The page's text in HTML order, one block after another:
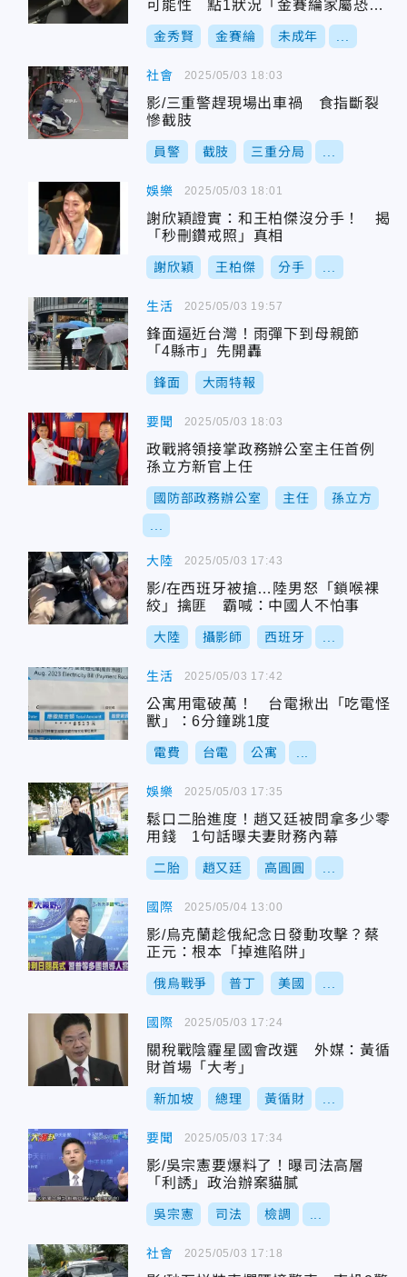
可能性 點1狀況「金賽綸家屬恐要
賠」
金秀賢 金賽綸 未成年
社會
影/三重警趕現場出車禍 食指斷裂
慘截肢
員警 截肢 三重分局
2025/05/03 18:03
娛樂
謝欣穎證實：和王柏傑沒分手！ 揭
「秒刪鑽戒照」真相
謝欣穎 王柏傑 分手
2025/05/03 18:01
生活
鋒面逼近台灣！雨彈下到母親節
「4縣市」先開轟
鋒面 大雨特報
2025/05/03 19:57
要聞
政戰將領接掌政務辦公室主任首例
孫立方新官上任
國防部政務辦公室 主任 孫立方
2025/05/03 18:03
大陸
影/在西班牙被搶…陸男怒「鎖喉裸
絞」擒匪 霸喊：中國人不怕事
大陸 攝影師 西班牙
2025/05/03 17:43
生活
公寓用電破萬！ 台電揪出「吃電怪
獸」：6分鐘跳1度
電費 台電 公寓
2025/05/03 17:42
娛樂
鬆口二胎進度！趙又廷被問拿多少零
用錢 1句話曝夫妻財務內幕
二胎 趙又廷 高圓圓
2025/05/03 17:35
國際
影/烏克蘭趁俄紀念日發動攻擊？蔡
正元：根本「掉進陷阱」
俄烏戰爭 普丁 美國
2025/05/04 13:00
國際
關稅戰陰霾星國會改選 外媒：黃循
財首場「大考」
新加坡 總理 黃循財
2025/05/03 17:24
要聞
影/吳宗憲要爆料了！曝司法高層
「利誘」政治辦案貓膩
吳宗憲 司法 檢調
2025/05/03 17:34
社會 2025/05/03 17:18